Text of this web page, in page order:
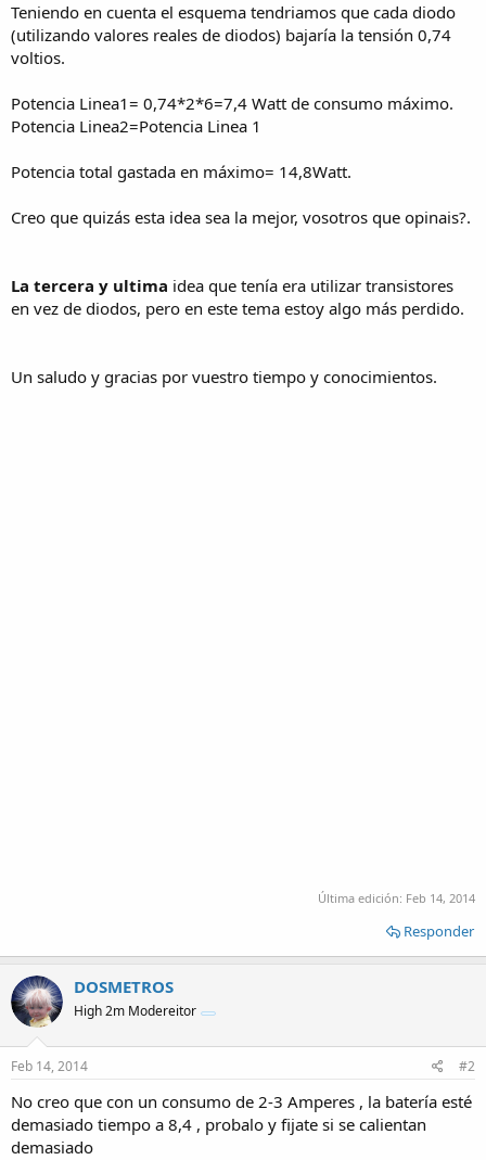
Teniendo en cuenta el esquema tendriamos que cada diodo
(utilizando valores reales de diodos) bajaría la tensión 0,74
voltios.
Potencia Linea1= 0,74*2*6=7,4 Watt de consumo máximo.
Potencia Linea2=Potencia Linea 1
Potencia total gastada en máximo= 14,8Watt.
Creo que quizás esta idea sea la mejor, vosotros que opinais?.
La tercera y ultima idea que tenía era utilizar transistores
en vez de diodos, pero en este tema estoy algo más perdido.
Un saludo y gracias por vuestro tiempo y conocimientos.
Última edición: Feb 14, 2014
Responder
DOSMETROS
High 2m Modereitor
Feb 14, 2014 #2
No creo que con un consumo de 2-3 Amperes , la batería esté
demasiado tiempo a 8,4 , probalo y fijate si se calientan
demasiado